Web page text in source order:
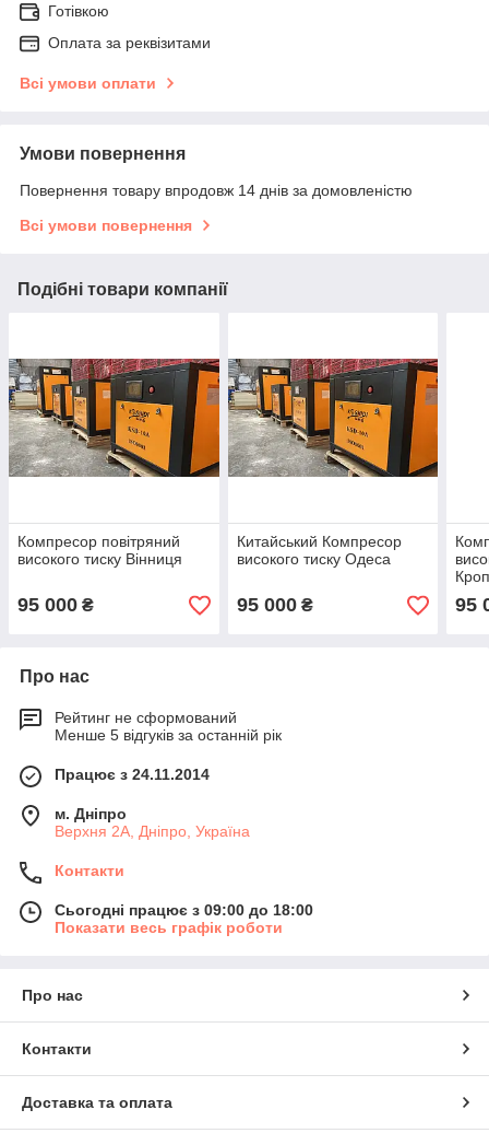
Готівкою
Оплата за реквізитами
Всі умови оплати
Умови повернення
Повернення товару впродовж 14 днів за домовленістю
Всі умови повернення
Подібні товари компанії
Компресор повітряний
високого тиску Вінниця
95 000 ₴
Китайський Компресор
високого тиску Одеса
95 000₴ 95
Про нас
Рейтинг не сформований
Менше 5 відгуків за останній рік
Працює з 24.11.2014
м. Дніпро
Верхня 2А, Дніпро, Україна
Контакти
Сьогодні працює з 09:00 до 18:00
Показати весь графік роботи
Про нас
Контакти
Доставка та оплата